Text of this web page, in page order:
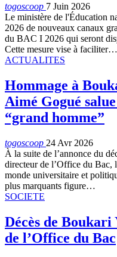
togoscoop 7 Juin 2026
Le ministère de l'Éducation
2026 de nouveaux canaux
du BAC I 2026 qui seront
Cette mesure vise à faciliter…
ACTUALITES
Hommage à
Aimé Gogué
“grand homme”
togoscoop 24 Avr 2026
À la suite de l’annonce du
directeur de l’Office du Bac,
monde universitaire et
plus marquants figure…
SOCIETE
Décès de
de l’Office du Bac